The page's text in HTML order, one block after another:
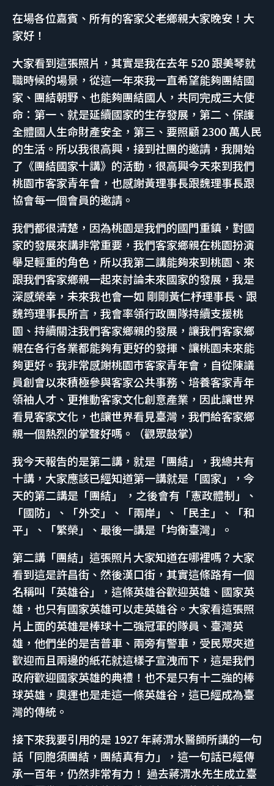
在場各位嘉賓、所有的客家父老鄉親大家晚安！大
家好！
大家看到這張照片，其實是我在去年 520 跟美琴就
職時候的場景，從這一年來我一直希望能夠團結國
家、團結朝野、也能夠團結國人，共同完成三大使
命：第一、就是延續國家的生存發展，第二、保護
全體國人生命財產安全，第三、要照顧 2300 萬人民
的生活。所以我很高興，接到社團的邀請，我開始
了《團結國家十講》的活動，很高興今天來到我們
桃園市客家青年會，也感謝黃理事長跟魏理事長跟
協會每一個會員的邀請。
我們都很清楚，因為桃園是我們的國門重鎮，對國
家的發展來講非常重要，我們客家鄉親在桃園扮演
舉足輕重的角色，所以我第二講能夠來到桃園、來
跟我們客家鄉親一起來討論未來國家的發展，我是
深感榮幸，未來我也會一如 剛剛黃仁杼理事長、跟
魏筠理事長所言，我會率領行政團隊持續支援桃
園、持續關注我們客家鄉親的發展，讓我們客家鄉
親在各行各業都能夠有更好的發揮、讓桃園未來能
夠更好。我非常感謝桃園市客家青年會，自從陳議
員創會以來積極參與客家公共事務、培養客家青年
領袖人才、更推動客家文化創意產業，因此讓世界
看見客家文化，也讓世界看見臺灣，我們給客家鄉
親一個熱烈的掌聲好嗎。（觀眾鼓掌）
我今天報告的是第二講，就是「團結」，我總共有
十講，大家應該已經知道第一講就是「國家」，今
天的第二講是「團結」 ，之後會有「憲政體制」、
「國防」、「外交」、「兩岸」、「民主」、「和
平」、「繁榮」、最後一講是「均衡臺灣」。
第二講「團結」這張照片大家知道在哪裡嗎？大家
看到這是許昌街、然後漢口街，其實這條路有一個
名稱叫「英雄谷」，這條英雄谷歡迎英雄、國家英
雄，也只有國家英雄可以走英雄谷。大家看這張照
片上面的英雄是棒球十二強冠軍的隊員、臺灣英
雄，他們坐的是吉普車、兩旁有警車，受民眾夾道
歡迎而且兩邊的紙花就這樣子宣洩而下，這是我們
政府歡迎國家英雄的典禮！也不是只有十二強的棒
球英雄，奧運也是走這一條英雄谷，這已經成為臺
灣的傳統。
接下來我要引用的是 1927 年蔣渭水醫師所講的一句
話「同胞須團結，團結真有力」，這一句話已經傳
承一百年，仍然非常有力！ 過去蔣渭水先生成立臺